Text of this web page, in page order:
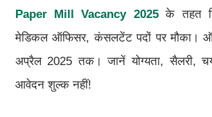
Paper Mill Vacancy 2025के तहत
मेडिकल ऑफिसर, कंसलटेंट पदों पर मौका।
अप्रैल 2025 तक। जानें योग्यता, सैलरी,
आवेदन शुल्क नहीं!